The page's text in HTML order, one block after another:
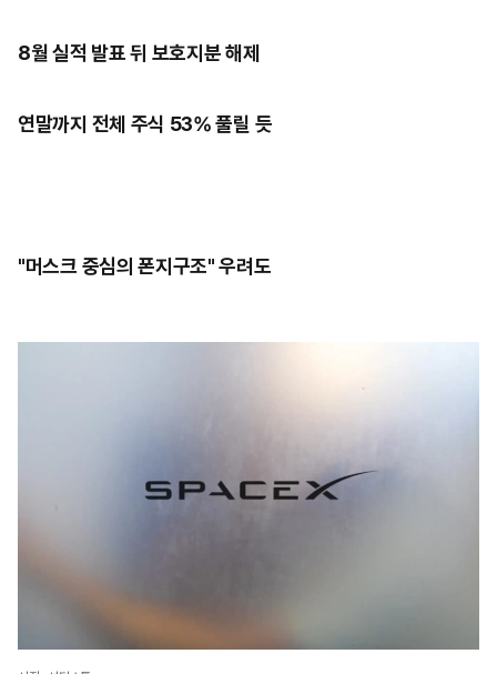
8월 실적 발표 뒤 보호지분 해제
연말까지 전체 주식 53% 풀릴 듯
"머스크 중심의 폰지구조" 우려도